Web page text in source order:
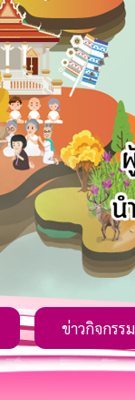
ข่าวกิจกรรม